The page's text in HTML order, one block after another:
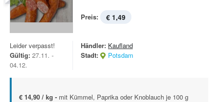
Preis: € 1,49
Leider verpasst!
Gültig: 27.11. -
04.12.
Händler: Kaufland
Stadt:
Potsdam
€ 14,90 / kg - mit Kümmel, Paprika oder Knoblauch je 100 g